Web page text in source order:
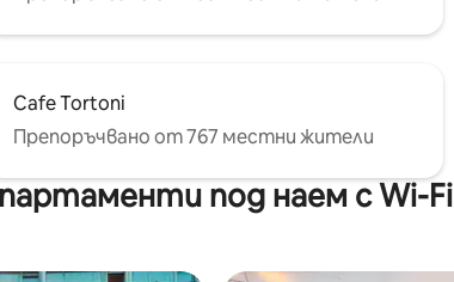
Cafe Tortoni
Препоръчвано от 767 местни жители
под наем с Wi-Fi